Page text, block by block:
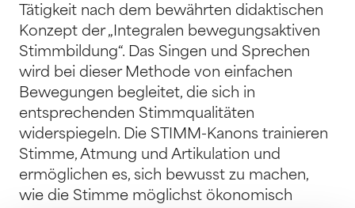
Tätigkeit nach dem bewährten didaktischen
Konzept der „Integralen bewegungsaktiven
Stimmbildung“. Das Singen und Sprechen
wird bei dieser Methode von einfachen
Bewegungen begleitet, die sich in
entsprechenden Stimmqualitäten
widerspiegeln. Die STIMM-Kanons trainieren
Stimme, Atmung und Artikulation und
ermöglichen es, sich bewusst zu machen,
wie die Stimme möglichst ökonomisch